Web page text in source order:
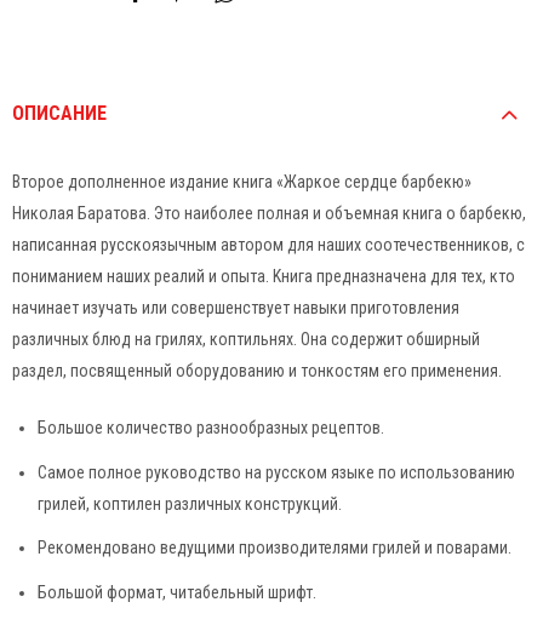
ОПИСАНИЕ
Второе дополненное издание книга «Жаркое сердце барбекю»
Николая Баратова. Это наиболее полная и объемная книга о барбекю,
написанная русскоязычным автором для наших соотечественников, с
пониманием наших реалий и опыта. Kнига предназначена для тех, кто
начинает изучать или совершенствует навыки приготовления
различных блюд на грилях, коптильнях. Она содержит обширный
раздел, посвященный оборудованию и тонкостям его применения.
Большое количество разнообразных рецептов.
Самое полное руководство на русском языке по использованию
грилей, коптилен различных конструкций.
Рекомендовано ведущими производителями грилей и поварами.
Большой формат, читабельный шрифт.